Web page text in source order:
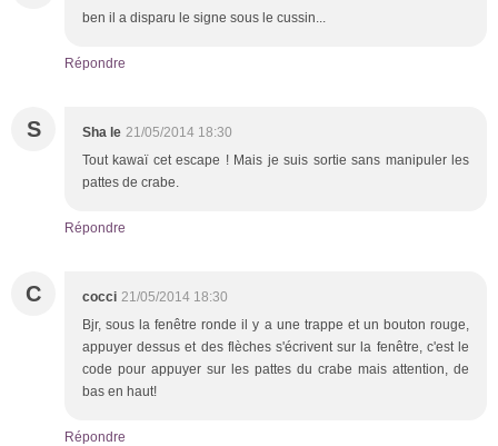
ben il a disparu le signe sous le cussin...
Répondre
S Sha le 21/05/2014 18:30
Tout kawaï cet escape ! Mais je suis sortie sans manipuler les
pattes de crabe.
Répondre
C cocci 21/05/2014 18:30
Bjr, sous la fenêtre ronde il y a une trappe et un bouton rouge,
appuyer dessus et des flèches s'écrivent sur la fenêtre, c'est le
code pour appuyer sur les pattes du crabe mais attention, de
bas en haut!
Répondre